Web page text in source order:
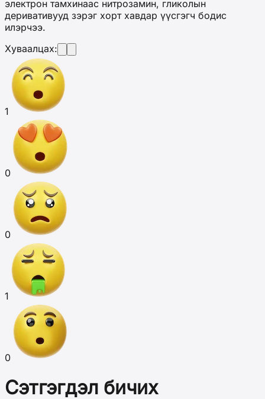
электрон тамхинаас нитрозамин, гликолын
деривативууд зэрэг хорт хавдар үүсгэгч бодис
илэрчээ.
Хуваалцах:
1
0
0
1
0
Сэтгэгдэл бичих